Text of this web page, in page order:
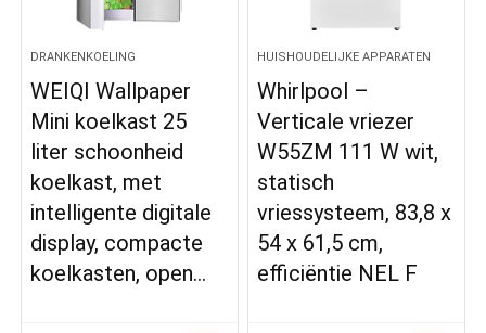
DRANKENKOELING
WEIQI Wallpaper
Mini koelkast 25
liter schoonheid
koelkast, met
intelligente digitale
display, compacte
koelkasten, open…
HUISHOUDELIJKE APPARATEN
Whirlpool –
Verticale vriezer
W55ZM 111 W wit,
statisch
vriessysteem, 83,8 x
54 x 61,5 cm,
efficiëntie NEL F